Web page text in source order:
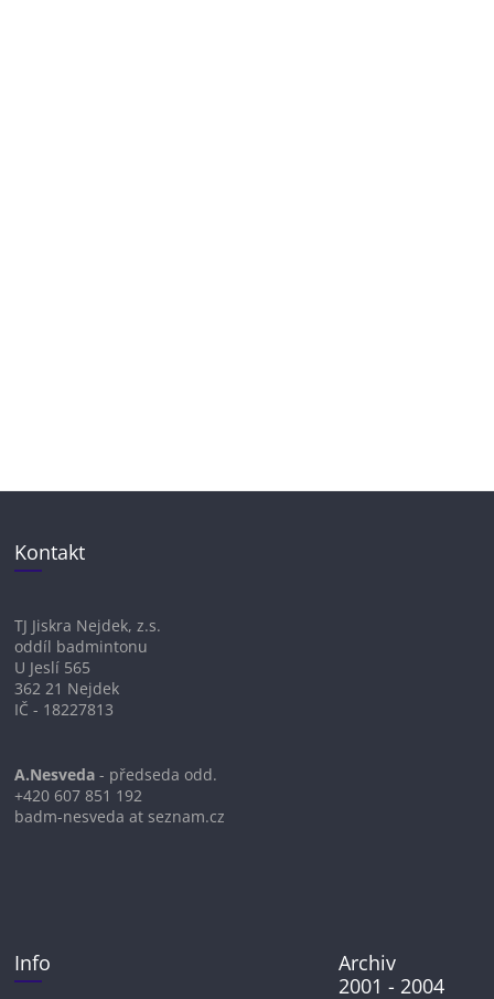
Kontakt
TJ Jiskra Nejdek, z.s.
oddíl badmintonu
U Jeslí 565
362 21 Nejdek
IČ - 18227813
A.Nesveda - předseda odd.
+420 607 851 192
badm-nesveda at seznam.cz
Info
Archiv
2001 - 2004